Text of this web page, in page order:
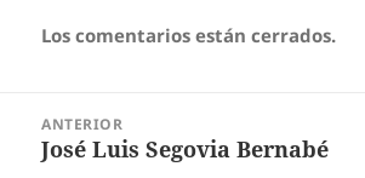
Los comentarios están cerrados.
entradas
ANTERIOR
Entrada
José Luis Segovia Bernabé